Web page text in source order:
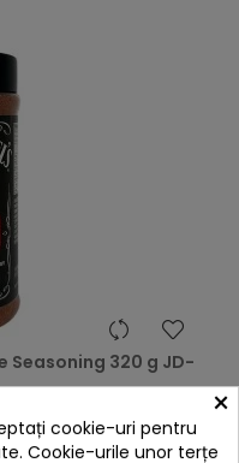
Seasoning 320 g JD-
×
cookie-uri pentru
Cookie-urile unor terțe